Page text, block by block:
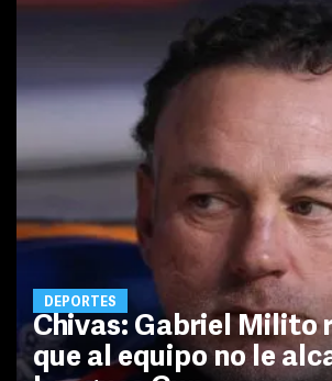
DEPORTES
Chivas: Gabriel Milito
que al equipo no le